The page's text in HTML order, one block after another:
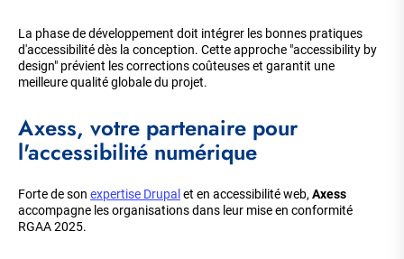
La phase de développement doit intégrer les bonnes pratiques
d'accessibilité dès la conception. Cette approche "accessibility by
design" prévient les corrections coûteuses et garantit une
meilleure qualité globale du projet.
Axess, votre partenaire pour
l'accessibilité numérique
Forte de son expertise Drupal et en accessibilité web, Axess
accompagne les organisations dans leur mise en conformité
RGAA 2025.